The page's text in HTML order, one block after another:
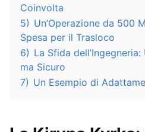
Coinvolta
5) Un’Operazione da 500
Spesa per il Trasloco
6) La Sfida
ma Sicuro
7) Un Esempio di